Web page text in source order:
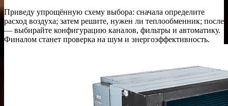
Приведу упрощённую схему выбора: сначала определите
расход воздуха; затем решите, нужен ли теплообменник; после
— выбирайте конфигурацию каналов, фильтры и автоматику.
Финалом станет проверка на шум и энергоэффективность.